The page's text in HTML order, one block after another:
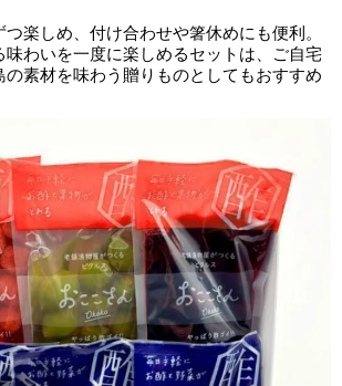
楽しめ、付け合わせや箸休めにも便利。
味わいを一度に楽しめるセットは、ご自宅
の素材を味わう贈りものとしてもおすすめ